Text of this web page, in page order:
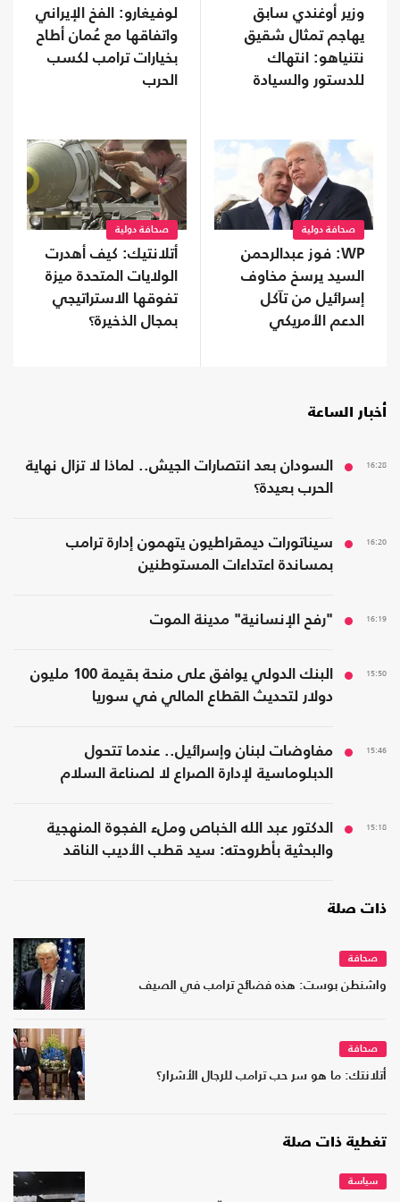
وزير أوغندي سابق
يهاجم تمثال شقيق
نتنياهو: انتهاك
للدستور والسيادة
لوفيغارو: الفخ الإيراني
واتفاقها مع عُمان أطاح
بخيارات ترامب لكسب
الحرب
صحافة دولية
WP: فوز عبدالرحمن
السيد يرسخ مخاوف
إسرائيل من تآكل
الدعم الأمريكي
صحافة دولية
أتلانتيك: كيف أهدرت
الولايات المتحدة ميزة
تفوقها الاستراتيجي
بمجال الذخيرة؟
أخبار الساعة
16:28
السودان بعد انتصارات الجيش.. لماذا لا تزال نهاية
الحرب بعيدة؟
16:20
سيناتورات ديمقراطيون يتهمون إدارة ترامب
بمساندة اعتداءات المستوطنين
16:19 "رفح الإنسانية" مدينة الموت
15:50
البنك الدولي يوافق على منحة بقيمة 100 مليون
دولار لتحديث القطاع المالي في سوريا
15:46
مفاوضات لبنان وإسرائيل.. عندما تتحول
الدبلوماسية لإدارة الصراع لا لصناعة السلام
15:18
الدكتور عبد الله الخباص وملء الفجوة المنهجية
والبحثية بأطروحته: سيد قطب الأديب الناقد
ذات صلة
صحافة
واشنطن بوست: هذه فضائح ترامب في الصيف
صحافة
أتلانتك: ما هو سر حب ترامب للرجال الأشرار؟
تغطية ذات صلة
سياسة